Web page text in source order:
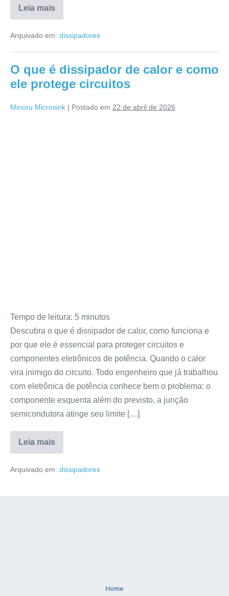
Leia mais
Arquivado em: dissipadores
O que é dissipador de calor e como
ele protege circuitos
Minoru Microsink | Postado em 22 de abril de 2026
Tempo de leitura: 5 minutos
Descubra o que é dissipador de calor, como funciona e
por que ele é essencial para proteger circuitos e
componentes eletrônicos de potência. Quando o calor
vira inimigo do circuito. Todo engenheiro que já trabalhou
com eletrônica de potência conhece bem o problema: o
componente esquenta além do previsto, a junção
semicondutora atinge seu limite […]
Leia mais
Arquivado em: dissipadores
Home